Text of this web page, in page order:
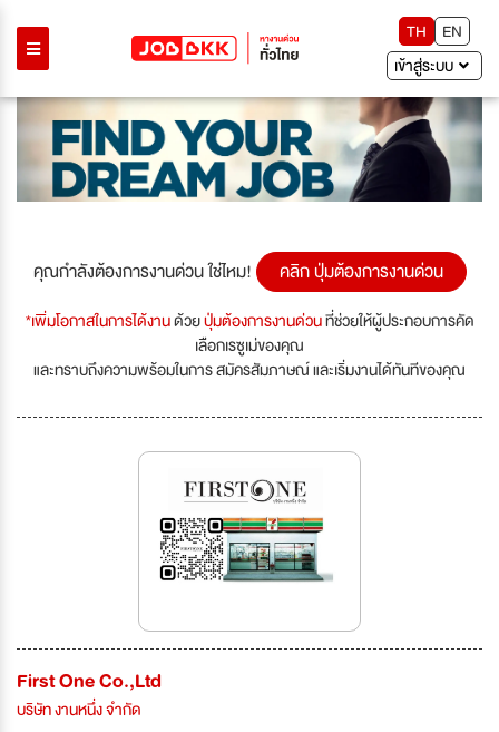
TH
EN
เข้าสู่ระบบ
คุณกำลังต้องการงานด่วน ใช่ไหม! คลิก ปุ่มต้องการงานด่วน
*เพิ่มโอกาสในการได้งานด้วยปุ่มต้องการงานด่วนที่ช่วยให้ผู้ประกอบการคัด
เลือกเรซูเม่ของคุณ
และทราบถึงความพร้อมในการ สมัครสัมภาษณ์ และเริ่มงานได้ทันทีของคุณ
First One Co.,Ltd
บริษัท งานหนึ่ง จำกัด